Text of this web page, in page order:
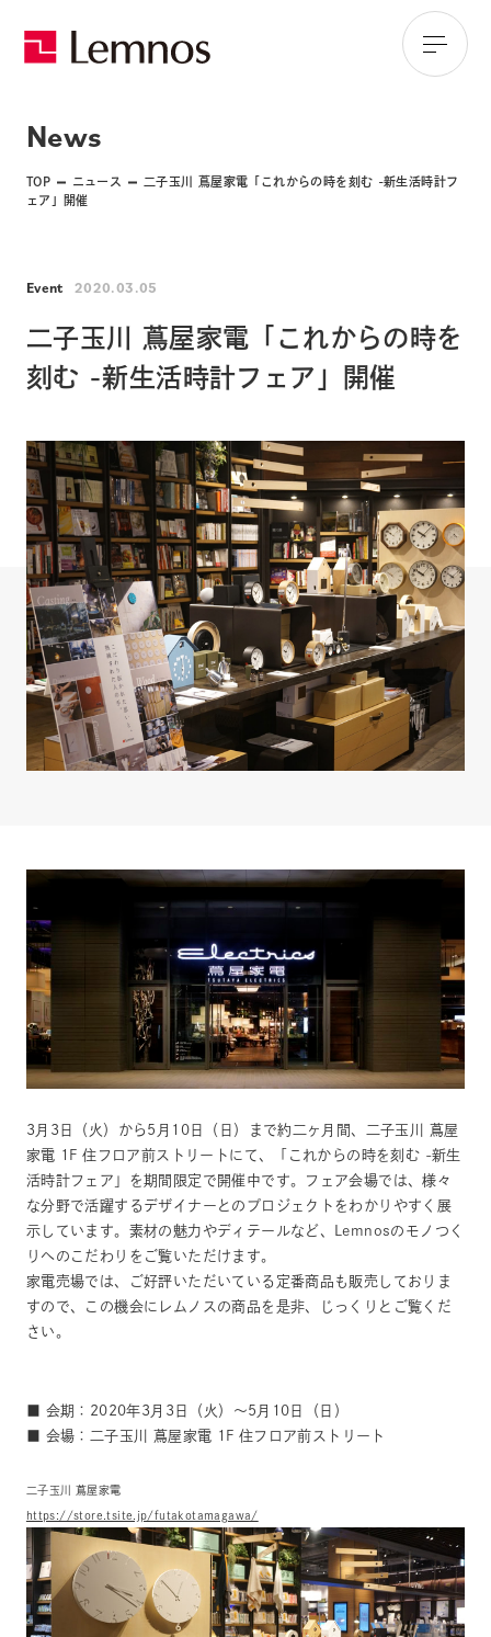
News
TOP ニュース
二子玉川 蔦屋家電「これからの時を刻む -新生活時計フ
ェア」開催
Event 2020.03.05
二子玉川 蔦屋家電「これからの時を
刻む -新生活時計フェア」開催
3月3日（火）から5月10日（日）まで約二ヶ月間、二子玉川 蔦屋
家電 1F 住フロア前ストリートにて、「これからの時を刻む -新生
活時計フェア」を期間限定で開催中です。フェア会場では、様々
な分野で活躍するデザイナーとのプロジェクトをわかりやすく展
示しています。素材の魅力やディテールなど、Lemnosのモノつく
りへのこだわりをご覧いただけます。
家電売場では、ご好評いただいている定番商品も販売しておりま
すので、この機会にレムノスの商品を是非、じっくりとご覧くだ
さい。
■ 会期：2020年3月3日（火）～5月10日（日）
■ 会場：二子玉川 蔦屋家電 1F 住フロア前ストリート
二子玉川 蔦屋家電
https://store.tsite.jp/futakotamagawa/